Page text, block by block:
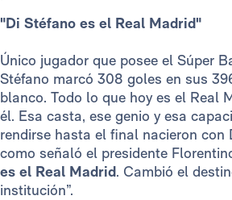
"Di Stéfano es el Real Madrid"
Único jugador que posee el Súper
Stéfano marcó 308 goles en sus
blanco. Todo lo que hoy es el Real
él. Esa casta, ese genio y esa
rendirse hasta el final nacieron con
como señaló el presidente
es el Real Madrid. Cambió el
institución”.